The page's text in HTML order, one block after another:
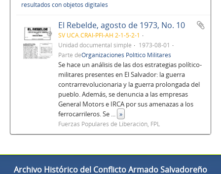
resultados con objetos digitales
El Rebelde, agosto de 1973, No. 10
SV UCA.CRAI-PFI-AH 2-1-5-2-1
Unidad documental simple
1973-08-01
Parte deOrganizaciones Político Militares
Se hace un análisis de las dos estrategias político-
militares presentes en El Salvador: la guerra
contrarrevolucionaria y la guerra prolongada del
pueblo. Además, se denuncia a las empresas
General Motors e IRCA por sus amenazas a los
ferrocarrileros. Se ... »
Fuerzas Populares de Liberación, FPL
Archivo Histórico del Conflicto Armado Salvadoreño